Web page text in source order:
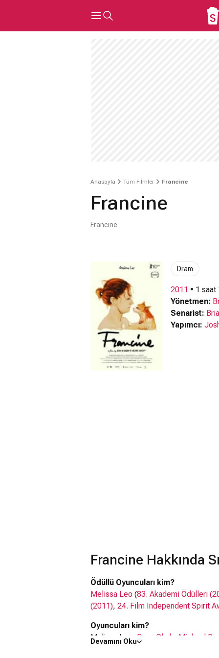
Anasayfa Tüm Filmler Francine
Francine
Francine
Dram
2011 • 1 saat
Yönetmen:
Senarist:
Yapımcı:
Francine Hakkında
Ödüllü Oyuncuları kim?
Melissa Leo (83. Akademi Ödülleri
(2011), 24. Film Independent Spirit
Oyuncuları kim?
Melissa Leo, Dave Clark Michael
Devamını Oku